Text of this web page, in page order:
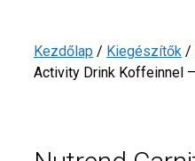
Kezdőlap / Kiegészítők /
Activity Drink Koffeinnel